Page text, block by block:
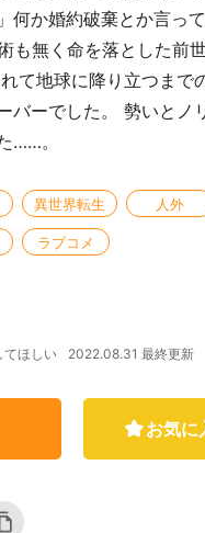
何か婚約破棄とか言っ
無く命を落とした前世
て地球に降り立つまで
バーでした。 勢いとノ
……。
異世界転生 人外
ラブコメ
てほしい 2022.08.31 最終更新
お気に